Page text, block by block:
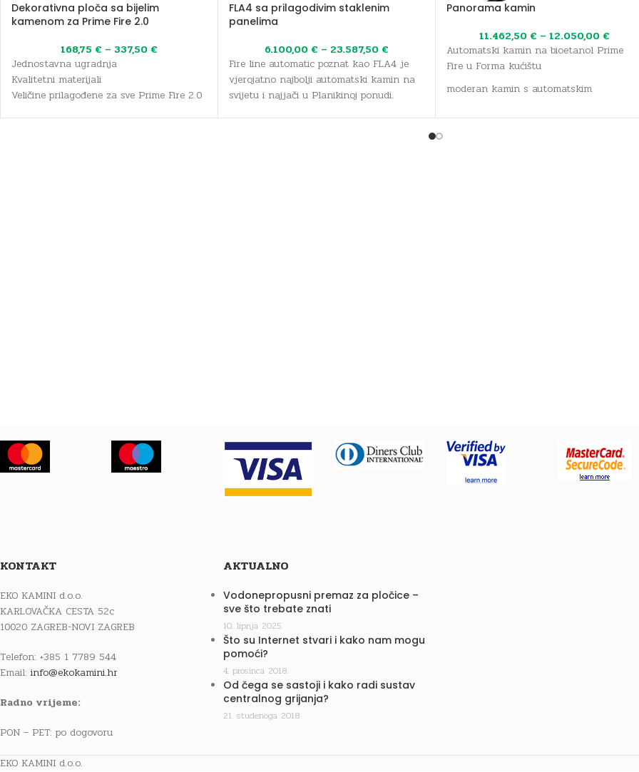
Dekorativna ploča sa bijelim
kamenom za Prime Fire 2.0
168,75 € – 337,50 €
Jednostavna ugradnja
Kvalitetni materijali
Veličine prilagođene za sve Prime Fire 2.0
FLA4 sa prilagodivim staklenim
panelima
6.100,00 € – 23.587,50 €
Fire line automatic poznat kao FLA4 je
vjerojatno najbolji automatski kamin na
svijetu i najjači u Planikinoj ponudi.
Panorama kamin
11.462,50 € – 12.050,00 €
Automatski kamin na bioetanol Prime
Fire u Forma kućištu
moderan kamin s automatskim
bez mirisa / bez pepela / bez dima
KONTAKT
EKO KAMINI d.o.o.
KARLOVAČKA CESTA 52c
10020 ZAGREB-NOVI ZAGREB
Telefon: +385 1 7789 544
Email: info@ekokamini.hr
Radno vrijeme:
PON – PET: po dogovoru
AKTUALNO
Vodonepropusni premaz za pločice –
sve što trebate znati
10. lipnja 2025.
Što su Internet stvari i kako nam mogu
pomoći?
4. prosinca 2018.
Od čega se sastoji i kako radi sustav
centralnog grijanja?
21. studenoga 2018.
EKO KAMINI d.o.o.